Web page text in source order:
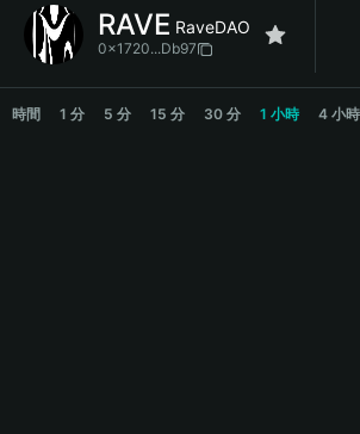
简体中文
繁體中文
Bahasa Indonesia
RAVE RaveDAO
0x1720...Db97
RAVE Price Chart
時間 1 分 5 分 15 分 30 分 1 小時 4 小時